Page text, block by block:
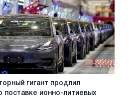
гигант продлил
поставке ионно-литиевых